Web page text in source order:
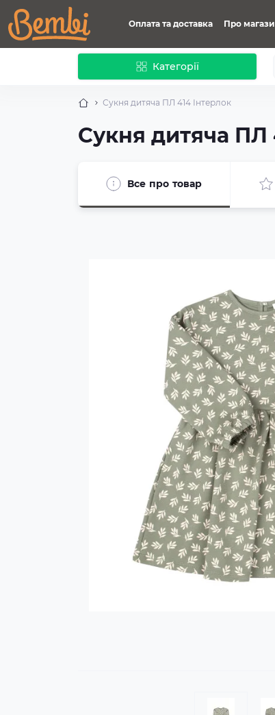
Оплата та доставка Про
Категорії
Сукня дитяча ПЛ 414 Інтерлок
Сукня дитяча ПЛ
Все про товар